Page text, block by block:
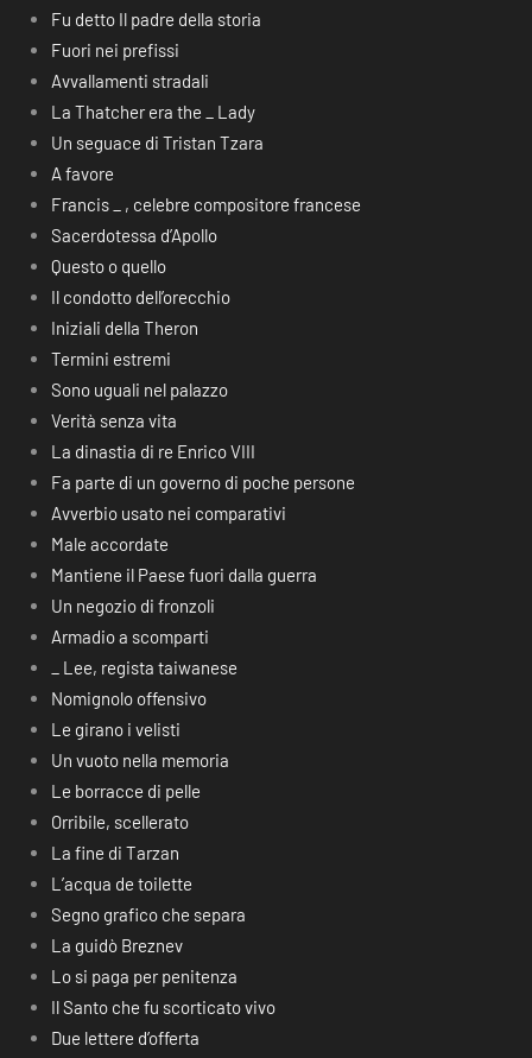
Fu detto Il padre della storia
Fuori nei prefissi
Avvallamenti stradali
La Thatcher era the _ Lady
Un seguace di Tristan Tzara
A favore
Francis _ , celebre compositore francese
Sacerdotessa d’Apollo
Questo o quello
Il condotto dell’orecchio
Iniziali della Theron
Termini estremi
Sono uguali nel palazzo
Verità senza vita
La dinastia di re Enrico VIII
Fa parte di un governo di poche persone
Avverbio usato nei comparativi
Male accordate
Mantiene il Paese fuori dalla guerra
Un negozio di fronzoli
Armadio a scomparti
_ Lee, regista taiwanese
Nomignolo offensivo
Le girano i velisti
Un vuoto nella memoria
Le borracce di pelle
Orribile, scellerato
La fine di Tarzan
L’acqua de toilette
Segno grafico che separa
La guidò Breznev
Lo si paga per penitenza
Il Santo che fu scorticato vivo
Due lettere d’offerta